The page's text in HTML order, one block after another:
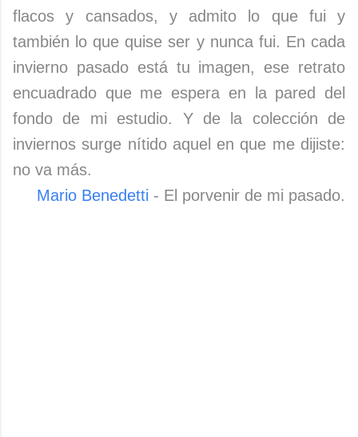
flacos y cansados, y admito lo que fui y
también lo que quise ser y nunca fui. En cada
invierno pasado está tu imagen, ese retrato
encuadrado que me espera en la pared del
fondo de mi estudio. Y de la colección de
inviernos surge nítido aquel en que me dijiste:
no va más.
Mario Benedetti - El porvenir de mi pasado.